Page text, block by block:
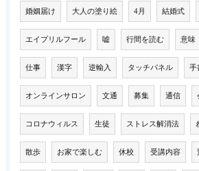
婚姻届け 大人の塗り絵 4月 結婚式
エイプリルフール 嘘 行間を読む 意味
仕事 漢字 逆輸入 タッチパネル 手
オンラインサロン 文通 募集 通信
コロナウィルス 生徒 ストレス解消法
散歩 お家で楽しむ 休校 受講内容